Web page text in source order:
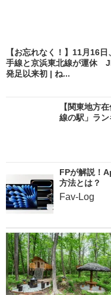
【お忘れなく！】11月16日
手線と京浜東北線が運休
発足以来初 | ね...
【関東地方
線の駅」ラ
FPが解説！
方法とは？
Fav-Log